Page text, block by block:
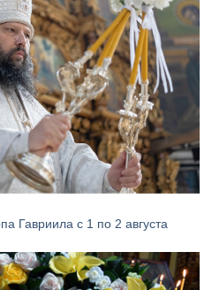
Гавриила с 1 по 2 августа